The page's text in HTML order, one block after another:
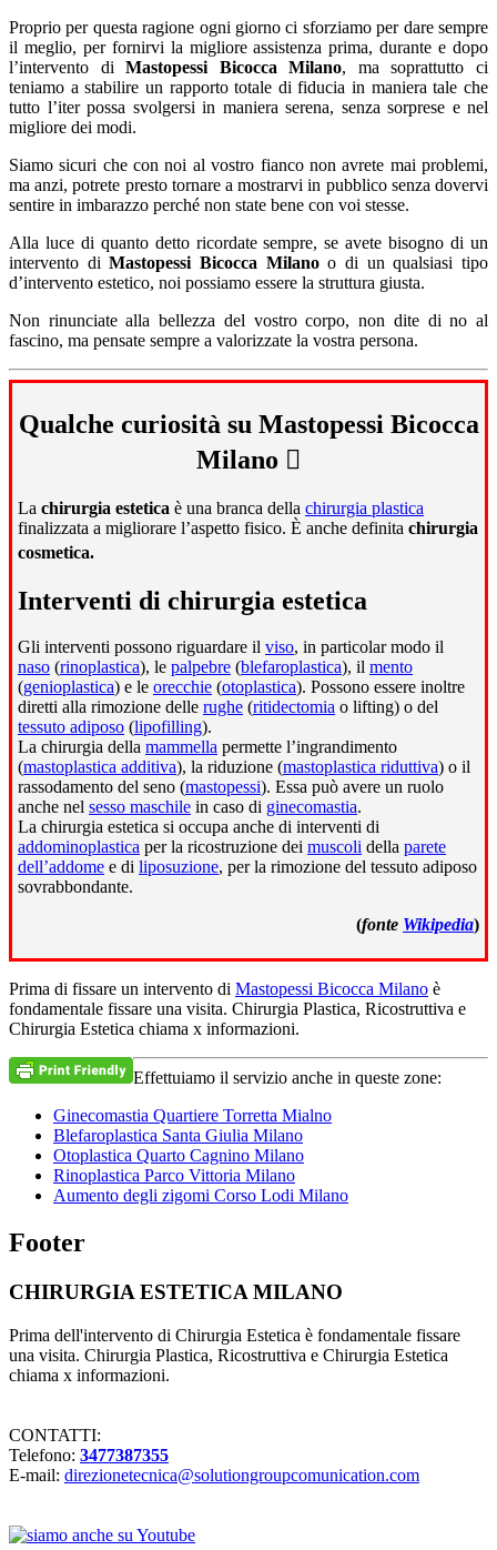
Proprio per questa ragione ogni giorno ci sforziamo per dare sempre
il meglio, per fornirvi la migliore assistenza prima, durante e dopo
l’intervento diMastopessi Bicocca Milano, ma soprattutto ci
teniamo a stabilire un rapporto totale di fiducia in maniera tale che
tutto l’iter possa svolgersi in maniera serena, senza sorprese e nel
migliore dei modi.
Siamo sicuri che con noi al vostro fianco non avrete mai problemi,
ma anzi, potrete presto tornare a mostrarvi in pubblico senza dovervi
sentire in imbarazzo perché non state bene con voi stesse.
Alla luce di quanto detto ricordate sempre, se avete bisogno di un
intervento diMastopessi Bicocca Milanoo di un qualsiasi tipo
d’intervento estetico, noi possiamo essere la struttura giusta.
Non rinunciate alla bellezza del vostro corpo, non dite di no al
fascino, ma pensate sempre a valorizzate la vostra persona.
Qualche curiosità su Mastopessi Bicocca
Milano
La chirurgia estetica è una branca della chirurgia plastica
finalizzata a migliorare l’aspetto fisico. È anche definita chirurgia
cosmetica.
Interventi di chirurgia estetica
Gli interventi possono riguardare il viso, in particolar modo il
naso (rinoplastica), le palpebre (blefaroplastica), il mento
(genioplastica) e le orecchie (otoplastica). Possono essere inoltre
diretti alla rimozione delle rughe (ritidectomia o lifting) o del
tessuto adiposo (lipofilling).
La chirurgia della mammella permette l’ingrandimento
(mastoplastica additiva), la riduzione (mastoplastica riduttiva) o il
rassodamento del seno (mastopessi). Essa può avere un ruolo
anche nel sesso maschile in caso di ginecomastia.
La chirurgia estetica si occupa anche di interventi di
addominoplastica per la ricostruzione dei muscoli della parete
dell’addome e di liposuzione, per la rimozione del tessuto adiposo
sovrabbondante.
(fonte Wikipedia)
Prima di fissare un intervento di Mastopessi Bicocca Milano è
fondamentale fissare una visita. Chirurgia Plastica, Ricostruttiva e
Chirurgia Estetica chiama x informazioni.
Effettuiamo il servizio anche in queste zone:
Ginecomastia Quartiere Torretta Mialno
Blefaroplastica Santa Giulia Milano
Otoplastica Quarto Cagnino Milano
Rinoplastica Parco Vittoria Milano
Aumento degli zigomi Corso Lodi Milano
Footer
CHIRURGIA ESTETICA MILANO
Prima dell'intervento di Chirurgia Estetica è fondamentale fissare
una visita. Chirurgia Plastica, Ricostruttiva e Chirurgia Estetica
chiama x informazioni.
CONTATTI:
Telefono: 3477387355
E-mail: direzionetecnica@solutiongroupcomunication.com